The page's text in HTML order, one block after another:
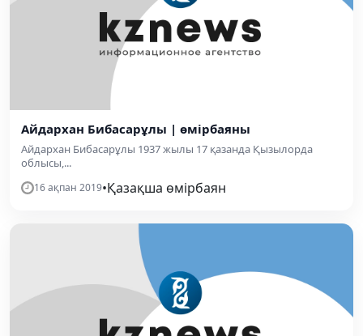
Айдархан Бибасарұлы | өмірбаяны
Айдархан Бибасарұлы 1937 жылы 17 қазанда Қызылорда
облысы,...
16 ақпан 2019•Қазақша өмірбаян